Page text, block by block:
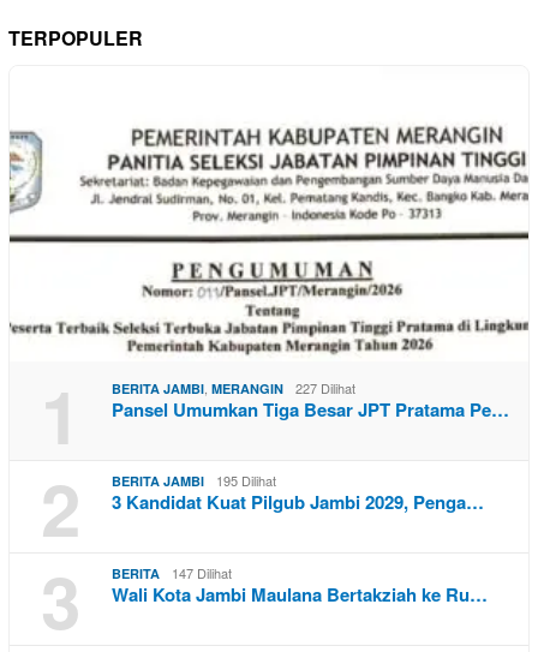
TERPOPULER
1 BERITA JAMBI, MERANGIN 227 Dilihat
Pansel Umumkan Tiga Besar JPT Pratama Pe…
2 BERITA JAMBI 195 Dilihat
3 Kandidat Kuat Pilgub Jambi 2029, Penga…
3 BERITA 147 Dilihat
Wali Kota Jambi Maulana Bertakziah ke Ru…